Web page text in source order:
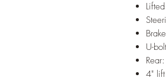
U-
Rear:
4"